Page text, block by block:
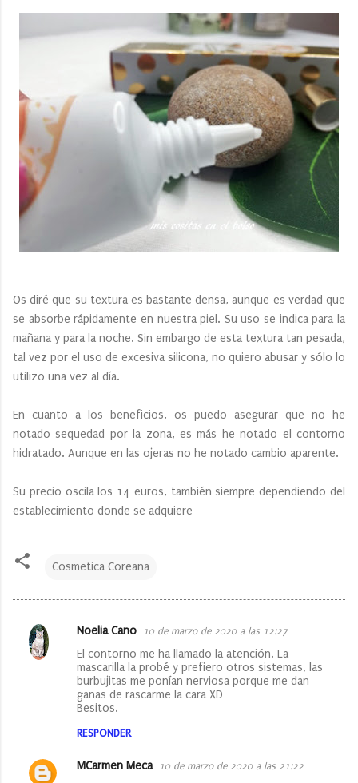
Os diré que su textura es bastante densa, aunque es verdad que
se absorbe rápidamente en nuestra piel. Su uso se indica para la
mañana y para la noche. Sin embargo de esta textura tan pesada,
tal vez por el uso de excesiva silicona, no quiero abusar y sólo lo
utilizo una vez al día.
En cuanto a los beneficios, os puedo asegurar que no he
notado sequedad por la zona, es más he notado el contorno
hidratado. Aunque en las ojeras no he notado cambio aparente.
Su precio oscila los 14 euros, también siempre dependiendo del
establecimiento donde se adquiere
Cosmetica Coreana
C
o
a
Noelia Cano 10 de marzo de 2020 a las 12:27
El contorno me ha llamado la atención. La
mascarilla la probé y prefiero otros sistemas, las
burbujitas me ponían nerviosa porque me dan
ganas de rascarme la cara XD
Besitos.
RESPONDER
MCarmen Meca 10 de marzo de 2020 a las 21:22